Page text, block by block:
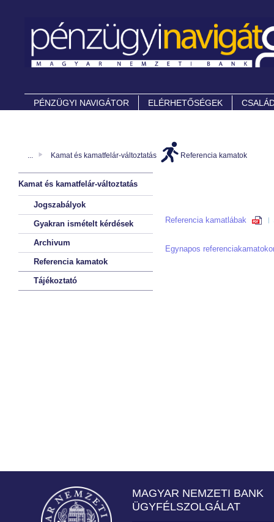
PÉNZÜGYI NAVIGÁTOR ELÉRHETŐSÉGEK
... Kamat és kamatfelár-változtatás Referencia kamatok
Kamat és kamatfelár-változtatás
Jogszabályok
Gyakran ismételt kérdések
Archivum
Referencia kamatok
Tájékoztató
Referencia kamatlábak
Egynapos
MAGYAR NEMZETI BANK
ÜGYFÉLSZOLGÁLAT